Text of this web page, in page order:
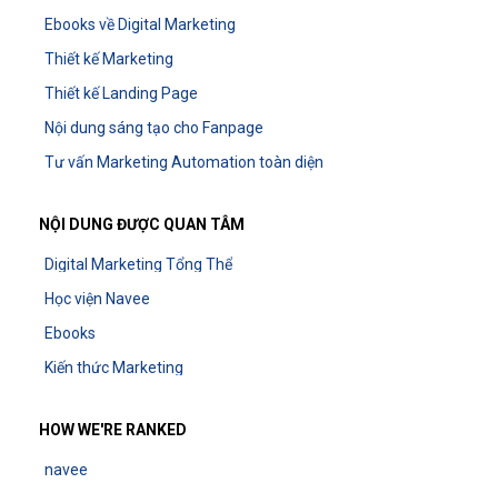
Ebooks về Digital Marketing
Thiết kế Marketing
Thiết kế Landing Page
Nội dung sáng tạo cho Fanpage
Tư vấn Marketing Automation toàn diện
NỘI DUNG ĐƯỢC QUAN TÂM
Digital Marketing Tổng Thể
Học viện Navee
Ebooks
Kiến thức Marketing
HOW WE'RE RANKED
navee